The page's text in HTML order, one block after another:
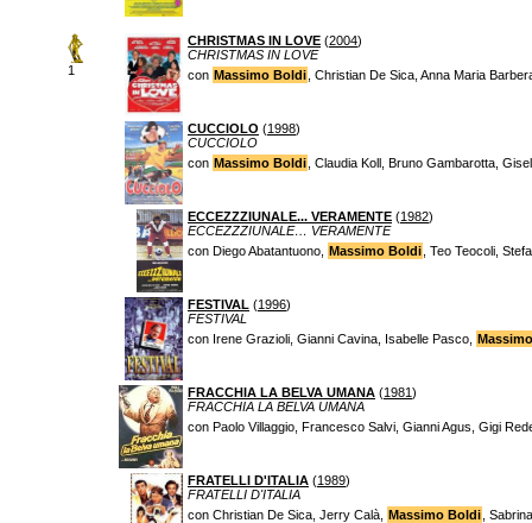
1
CHRISTMAS IN LOVE (2004)
CHRISTMAS IN LOVE
con Massimo Boldi , Christian De Sica, Anna Maria
CUCCIOLO (1998)
CUCCIOLO
con Massimo Boldi , Claudia Koll, Bruno Gambarotta,
ECCEZZZIUNALE... VERAMENTE (1982)
ECCEZZZIUNALE… VERAMENTE
con Diego Abatantuono, Massimo Boldi , Teo Teocoli,
FESTIVAL (1996)
FESTIVAL
con Irene Grazioli, Gianni Cavina, Isabelle Pasco,
FRACCHIA LA BELVA UMANA (1981)
FRACCHIA LA BELVA UMANA
con Paolo Villaggio, Francesco Salvi, Gianni Agus, Gigi
FRATELLI D'ITALIA (1989)
FRATELLI D'ITALIA
con Christian De Sica, Jerry Calà, Massimo Boldi ,